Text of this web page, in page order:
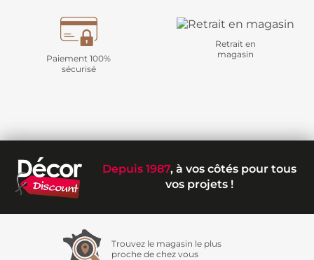
Paiement 100%
sécurisé
Retrait en
magasin
Depuis 1987, à vos côtés pour tous
vos projets !
Trouvez le magasin le plus
proche de chez vous